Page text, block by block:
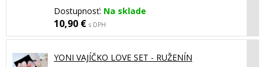
Dostupnosť: Na sklade
10,90 € s DPH
YONI VAJÍČKO LOVE SET - RUŽENÍN